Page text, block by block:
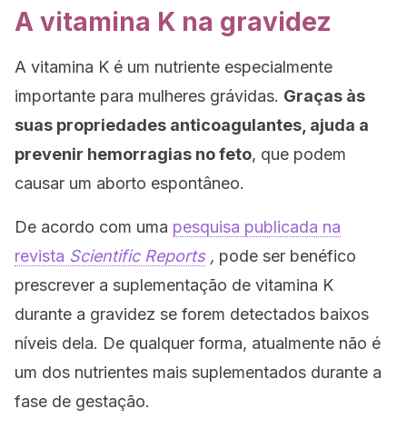
A vitamina K na gravidez
A vitamina K é um nutriente especialmente
importante para mulheres grávidas. Graças às
suas propriedades anticoagulantes, ajuda a
prevenir hemorragias no feto, que podem
causar um aborto espontâneo.
De acordo com uma pesquisa publicada na
revista Scientific Reports , pode ser benéfico
prescrever a suplementação de vitamina K
durante a gravidez se forem detectados baixos
níveis dela. De qualquer forma, atualmente não é
um dos nutrientes mais suplementados durante a
fase de gestação.